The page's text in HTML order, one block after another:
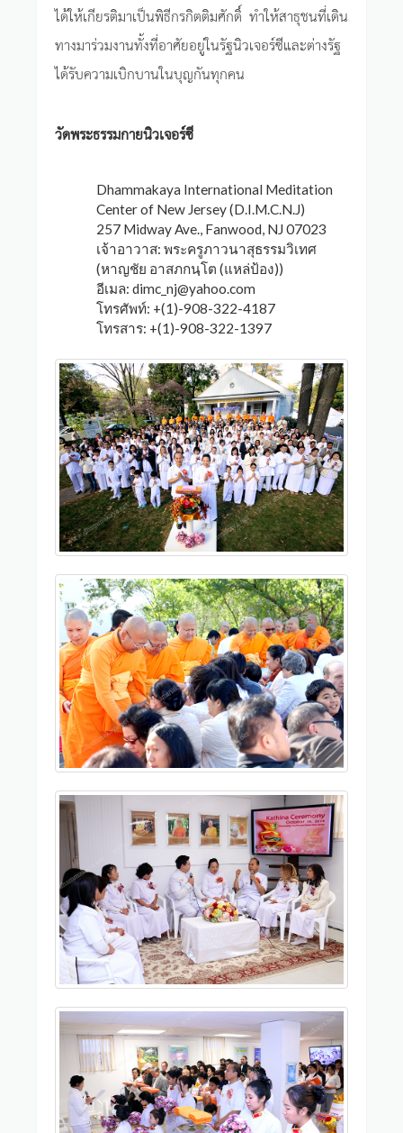
ได้ให้เกียรติมาเป็นพิธีกรกิตติมศักดิ์ ทำให้สาธุชนที่เดิน
ทางมาร่วมงานทั้งที่อาศัยอยู่ในรัฐนิวเจอร์ซีและต่างรัฐ
ได้รับความเบิกบานในบุญกันทุกคน
วัดพระธรรมกายนิวเจอร์ซี
Dhammakaya International Meditation
Center of New Jersey (D.I.M.C.N.J)
257 Midway Ave., Fanwood, NJ 07023
เจ้าอาวาส: พระครูภาวนาสุธรรมวิเทศ
(หาญชัย อาสภกนฺโต (แหล่ป้อง))
อีเมล:dimc_nj@yahoo.com
โทรศัพท์: +(1)-908-322-4187
โทรสาร: +(1)-908-322-1397